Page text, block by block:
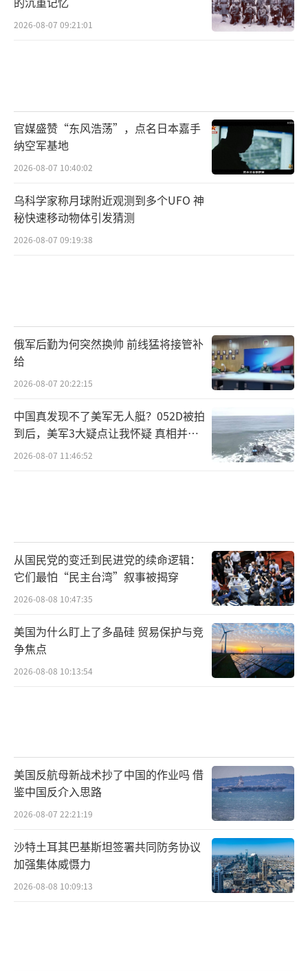
尤其是中期选举临近，特朗普急需通过促成和
平来获取选民支持，同时美国也希望将资源转
因为欧洲与俄罗斯距离太近。如果乌克兰妥
协，可能会导致数百万乌克兰难民涌入欧洲，
并加大俄罗斯在东欧的影响力，进而威胁到欧
乌克兰的立场非常复杂。一方面，泽连斯
基坚定表示绝不背叛乌克兰，坚守不割地、保
而若妥协到底，则可能丧失民心。这种两难困
境，恰恰揭示了小国在大国博弈中的无奈。
11月27日的终极悬念逐渐逼近，局势已进
入步步惊心的阶段。三个关键悬念将决定俄乌
冲突的未来。第一个悬念是，乌克兰是否会松
口？如果泽连斯基拒绝方案，停止武器和情报
限制的同时，保住领土和北约资格，但美国是
否会同意这一条件，仍是未知数。
第二个悬念是，美国提出的期限是否真的
是底线？特朗普曾表示过期限可以延后，但这
次态度异常强硬，背后是否有与俄罗斯的私下
交易？比如，美国是否会通过乌克兰的领土让
战后重建支持方案，是否能够打动乌克兰？如
果欧洲能够接过美国的援助接力棒，乌克兰或
许能有更多底气与美国谈判，但欧洲内部存在
严重分歧，能否形成统一立场仍然是个大问
题。
无论11月27日最终会产生什么结果，这场
博弈都将成为俄乌冲突的一个转折点：要么是
2026-08-07 09:21:01
官媒盛赞“东风浩荡”，点名日本嘉手
纳空军基地
2026-08-07 10:40:02
乌科学家称月球附近观测到多个UFO 神
秘快速移动物体引发猜测
2026-08-07 09:19:38
俄军后勤为何突然换帅 前线猛将接管补
给
2026-08-07 20:22:15
中国真发现不了美军无人艇？052D被拍
到后，美军3大疑点让我怀疑 真相并非
如此
2026-08-07 11:46:52
从国民党的变迁到民进党的续命逻辑：
它们最怕“民主台湾”叙事被揭穿
2026-08-08 10:47:35
美国为什么盯上了多晶硅 贸易保护与竞
争焦点
2026-08-08 10:13:54
美国反航母新战术抄了中国的作业吗 借
鉴中国反介入思路
2026-08-07 22:21:19
沙特土耳其巴基斯坦签署共同防务协议
加强集体威慑力
2026-08-08 10:09:13